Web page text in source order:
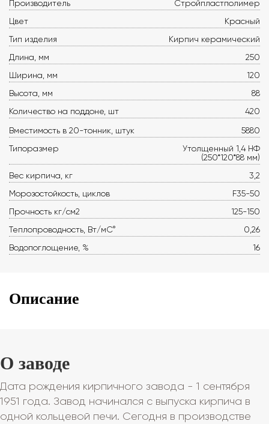
Производитель
Стройпластполимер
Цвет
Красный
Тип изделия
Кирпич керамический
Длина, мм
250
Ширина, мм
120
Высота, мм
88
Количество на поддоне, шт
420
Вместимость в 20-тонник, штук
5880
Типоразмер
Утолщенный 1,4 НФ
(250*120*88 мм)
Вес кирпича, кг
3,2
Морозостойкость, циклов
F35-50
Прочность кг/см2
125-150
Теплопроводность, Вт/мС°
0,26
Водопоглощение, %
16
Описание
О заводе
Дата рождения кирпичного завода - 1 сентября
1951 года. Завод начинался с выпуска кирпича в
одной кольцевой печи. Сегодня в производстве